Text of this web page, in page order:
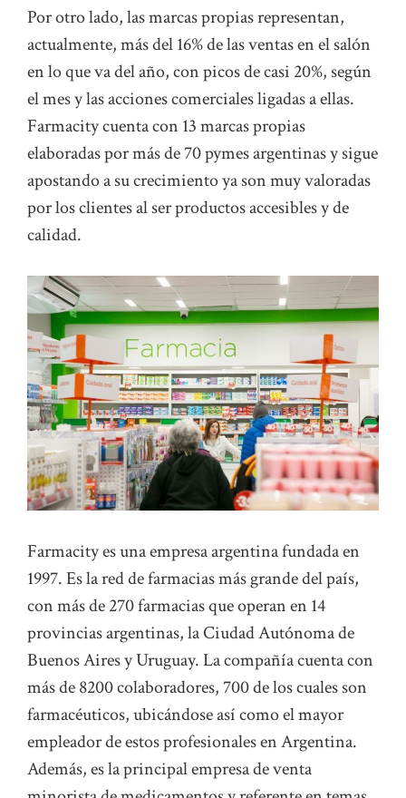
Por otro lado, las marcas propias representan,
actualmente, más del 16% de las ventas en el salón
en lo que va del año, con picos de casi 20%, según
el mes y las acciones comerciales ligadas a ellas.
Farmacity cuenta con 13 marcas propias
elaboradas por más de 70 pymes argentinas y sigue
apostando a su crecimiento ya son muy valoradas
por los clientes al ser productos accesibles y de
calidad.
Farmacity es una empresa argentina fundada en
1997. Es la red de farmacias más grande del país,
con más de 270 farmacias que operan en 14
provincias argentinas, la Ciudad Autónoma de
Buenos Aires y Uruguay. La compañía cuenta con
más de 8200 colaboradores, 700 de los cuales son
farmacéuticos, ubicándose así como el mayor
empleador de estos profesionales en Argentina.
Además, es la principal empresa de venta